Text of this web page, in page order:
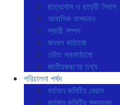
ছাত্রাবাস ও ছাত্রী নিবাস
আবাসিক বাসভবন
স্থায়ী সম্পদ
জনবল কাঠামো
ভৌত অবকাঠামো
জাতীয়করণের তথ্য
পরিচালনা পর্ষদ
বর্তমান কমিটির মেয়াদ
বর্তমান কমিটির সদস্যবৃন্দ